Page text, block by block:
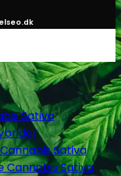
Sativa
Sativa
Cannabis Sativa